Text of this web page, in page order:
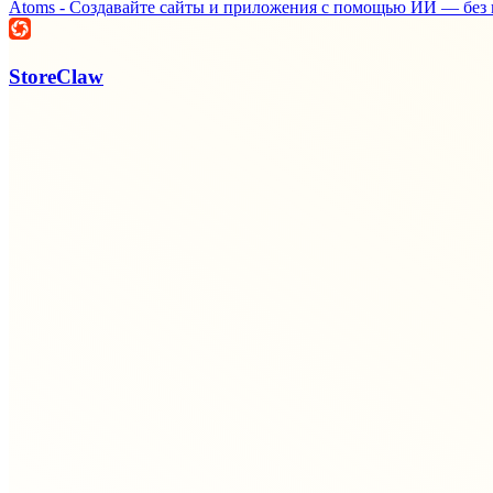
Atoms - Создавайте сайты и приложения с помощью ИИ — без
StoreClaw